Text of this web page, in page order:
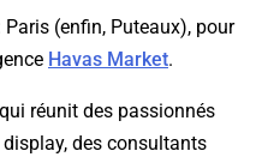
Paris (enfin, Puteaux), pour
Havas Market.
réunit des passionnés
display, des consultants